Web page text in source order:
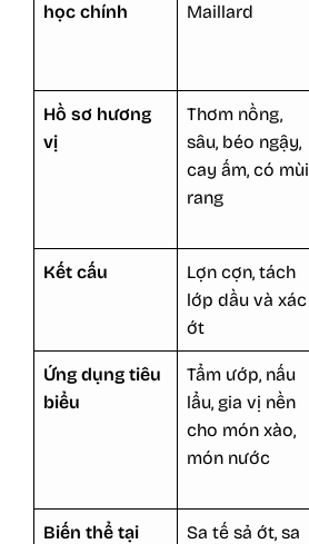
học chính
Maillard
Hồ sơ hương
vị
Thơm nồng,
sâu, béo ngậy,
cay ấm, có mùi
rang
Kết cấu
Lợn cợn, tách
lớp dầu và xác
ớt
Ứng dụng tiêu
biểu
Tẩm ướp, nấu
lẩu, gia vị nền
cho món xào,
món nước
Biến thể tại
Sa tế sả ớt, sa